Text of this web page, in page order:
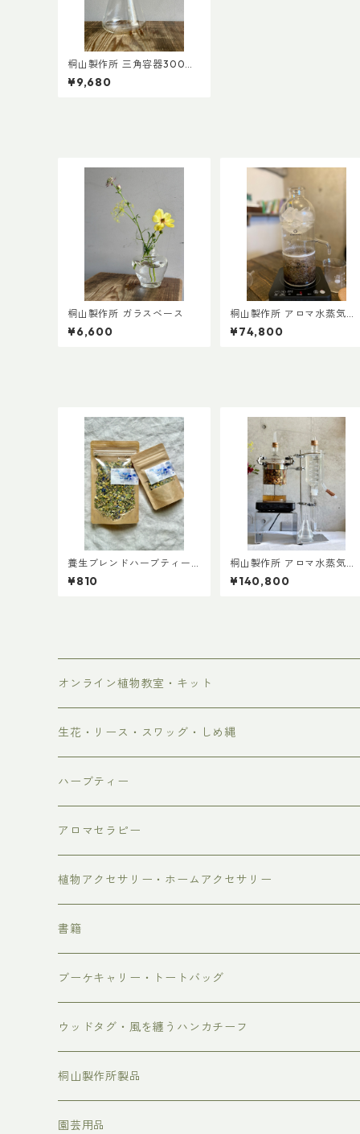
桐山製作所 三角容器300m
平栓、クリップ付
¥9,680
桐山製作所 ガラスベース
¥6,600
桐山製作所 アロマ水蒸気蒸
留装置 RA-015
¥74,800
養生ブレンドハーブティーS
サイズ
¥810
桐山製作所 アロマ水蒸気蒸
留装置 RA-013H
¥140,800
オンライン植物教室・キット
生花・リース・スワッグ・しめ縄
生花
リース・スワッグ
しめ縄飾り、お正月飾り、お正月のお花
2026年母の日
4/30-5/3着 母の日 早め到着便 10%OFF
5/7-5/9着 母の日通常便
ハーブティー
アロマセラピー
芳香蒸留水
ブレンド精油
植物アクセサリー・ホームアクセサリー
書籍
ブーケキャリー・トートバッグ
ウッドタグ・風を纏うハンカチーフ
桐山製作所製品
蒸留装置
園芸用品